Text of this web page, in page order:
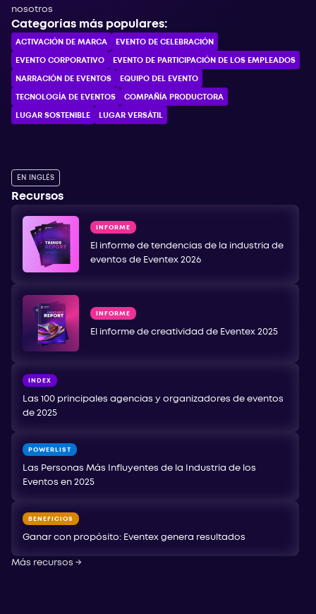
nosotros
Categorías más populares:
ACTIVACIÓN DE MARCA EVENTO DE CELEBRACIÓN
EVENTO CORPORATIVO EVENTO DE PARTICIPACIÓN DE LOS EMPLEADOS
NARRACIÓN DE EVENTOS EQUIPO DEL EVENTO
TECNOLOGÍA DE EVENTOS COMPAÑÍA PRODUCTORA
LUGAR SOSTENIBLE LUGAR VERSÁTIL
EN INGLÉS
Recursos
INFORME
El informe de tendencias de la industria de
eventos de Eventex 2026
INFORME
El informe de creatividad de Eventex 2025
INDEX
Las 100 principales agencias y organizadores de eventos
de 2025
POWERLIST
Las Personas Más Influyentes de la Industria de los
Eventos en 2025
BENEFICIOS
Ganar con propósito: Eventex genera resultados
Más recursos →